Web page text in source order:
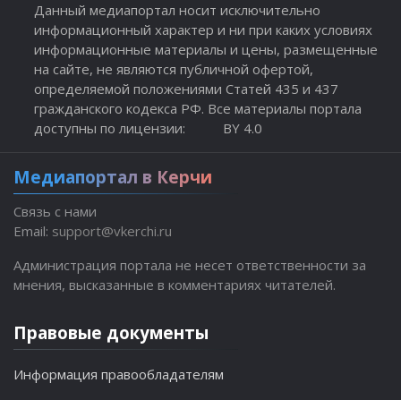
Данный медиапортал носит исключительно
информационный характер и ни при каких условиях
информационные материалы и цены, размещенные
на сайте, не являются публичной офертой,
определяемой положениями Статей 435 и 437
гражданского кодекса РФ. Все материалы портала
доступны по лицензии:
BY 4.0
Медиапортал в Керчи
Связь с нами
Email: support@vkerchi.ru
Администрация портала не несет ответственности за
мнения, высказанные в комментариях читателей.
Правовые документы
Информация правообладателям